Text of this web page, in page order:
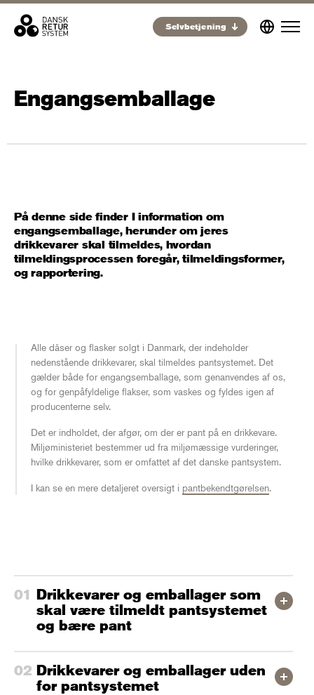
Selvbetjening
Engangsemballage
På denne side finder I information om
engangsemballage, herunder om jeres
drikkevarer skal tilmeldes, hvordan
tilmeldingsprocessen foregår, tilmeldingsformer,
og rapportering.
Alle dåser og flasker solgt i Danmark, der indeholder
nedenstående drikkevarer, skal tilmeldes pantsystemet. Det
gælder både for engangsemballage, som genanvendes af os,
og for genpåfyldelige flakser, som vaskes og fyldes igen af
producenterne selv.
Det er indholdet, der afgør, om der er pant på en drikkevare.
Miljøministeriet bestemmer ud fra miljømæssige vurderinger,
hvilke drikkevarer, som er omfattet af det danske pantsystem.
I kan se en mere detaljeret oversigt i pantbekendtgørelsen.
Drikkevarer og emballager som
skal være tilmeldt pantsystemet
og bære pant
Drikkevarer og emballager uden
for pantsystemet